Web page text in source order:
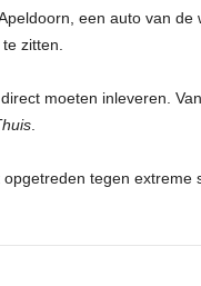
een auto van
zitten.
moeten inleveren.
.
tegen